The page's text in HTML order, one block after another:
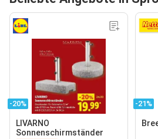
-20%
LIVARNO
Sonnenschirmständer
-21%